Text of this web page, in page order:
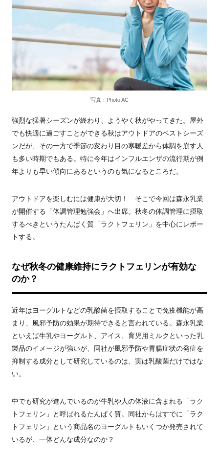
写真：Photo AC
強烈な猛暑シーズンが終わり、ようやく秋がやってきた。屋外
でも快適に過ごすことができる秋はアウトドアのベストシーズ
ンだが、その一方で季節の変わり目の寒暖差から体調を崩す人
も多い時期でもある。特に今年はインフルエンザの流行期が例
年よりも早い傾向にあるというのも気になるところだ。
アウトドアを楽しむには健康が大切！ そこで今回は森永乳業
が開催する「体調管理勉強会」へ出席。秋冬の体調管理に摂取
するべきというたんぱく質「ラクトフェリン」を中心にレポー
トする。
なぜ秋冬の健康維持にラクトフェリンが有効な
のか？
近年はヨーグルトなどの乳酸菌を摂取することで免疫機能が高
まり、風邪予防の効果が期待できると言われている。森永乳業
といえば牛乳やヨーグルト、アイス、育児用ミルクといった乳
製品のイメージが強いが、同社が風邪予防や胃腸症状の発症を
抑制する成分として研究しているのは、実は乳酸菌だけではな
い。
中でも研究が進んでいるのが牛乳や人の体液に含まれる「ラク
トフェリン」と呼ばれるたんぱく質。同社からはすでに「ラク
トフェリン」という商品名のヨーグルトもいくつか発売されて
いるが、一体どんな成分なのか？